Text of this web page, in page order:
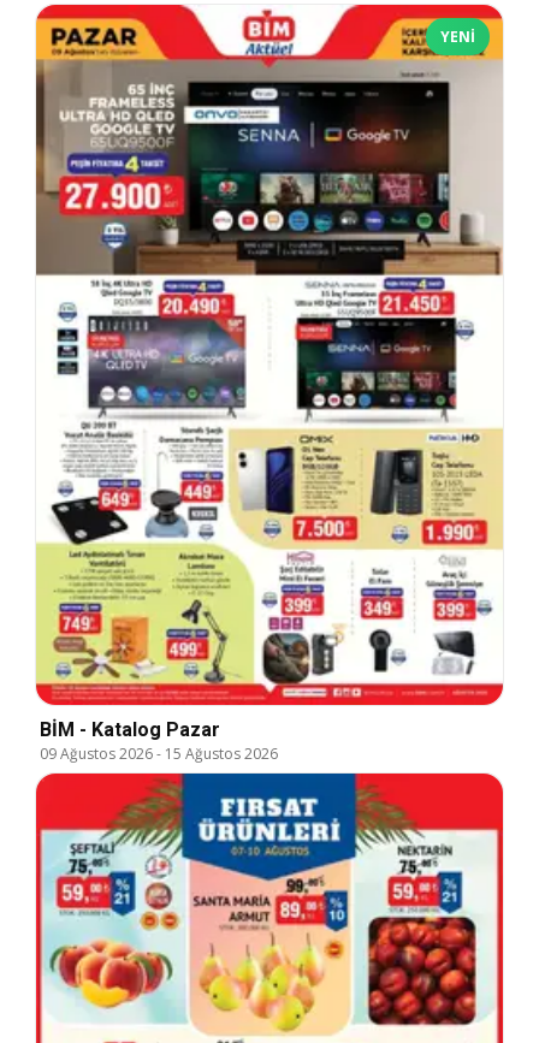
YENI
BİM - Katalog Pazar
09 Ağustos 2026- 15 Ağustos 2026